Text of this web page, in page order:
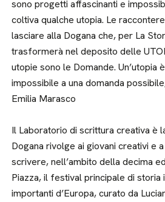
sono progetti affascinanti e
coltiva qualche utopia. Le
lasciare alla Dogana che, per La
trasformerà nel deposito delle
utopie sono le Domande. Un’utopia
impossibile a una domanda
Emilia Marasco
Il Laboratorio di scrittura creativa è
Dogana rivolge ai giovani creativi e
scrivere, nell’ambito della decima
Piazza, il festival principale di storia
importanti d’Europa, curato da